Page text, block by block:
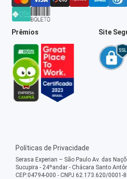
Prêmios Site
Políticas de Privacidade
Serasa Experian – São Paulo Av. das
Sucupira - 24ºandar - Chácara Santo
CEP:04794-000 - CNPJ 62.173.620/0001-